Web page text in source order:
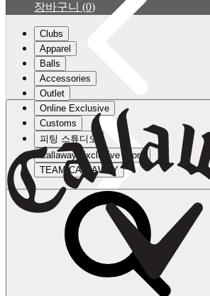
장바구니 (0)
Clubs
Apparel
Balls
Accessories
Outlet
Online Exclusive
Customs
피팅 스튜디오
Callaway Exclusive Store
TEAM CALLAWAY